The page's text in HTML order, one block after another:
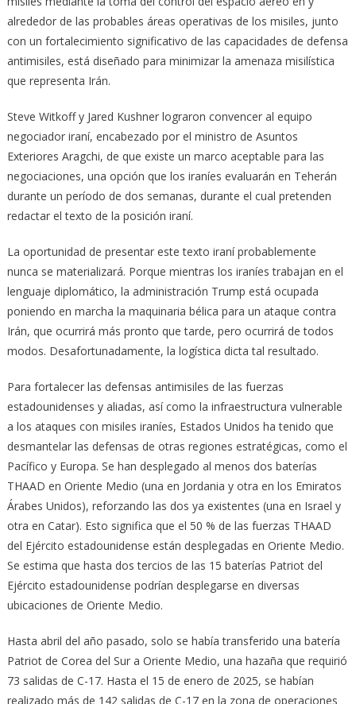
alrededor de las probables áreas operativas de los misiles, junto
con un fortalecimiento significativo de las capacidades de defensa
antimisiles, está diseñado para minimizar la amenaza misilística
que representa Irán.
Steve Witkoff y Jared Kushner lograron convencer al equipo
negociador iraní, encabezado por el ministro de Asuntos
Exteriores Aragchi, de que existe un marco aceptable para las
negociaciones, una opción que los iraníes evaluarán en Teherán
durante un período de dos semanas, durante el cual pretenden
redactar el texto de la posición iraní.
La oportunidad de presentar este texto iraní probablemente
nunca se materializará. Porque mientras los iraníes trabajan en el
lenguaje diplomático, la administración Trump está ocupada
poniendo en marcha la maquinaria bélica para un ataque contra
Irán, que ocurrirá más pronto que tarde, pero ocurrirá de todos
modos. Desafortunadamente, la logística dicta tal resultado.
Para fortalecer las defensas antimisiles de las fuerzas
estadounidenses y aliadas, así como la infraestructura vulnerable
a los ataques con misiles iraníes, Estados Unidos ha tenido que
desmantelar las defensas de otras regiones estratégicas, como el
Pacífico y Europa. Se han desplegado al menos dos baterías
THAAD en Oriente Medio (una en Jordania y otra en los Emiratos
Árabes Unidos), reforzando las dos ya existentes (una en Israel y
otra en Catar). Esto significa que el 50 % de las fuerzas THAAD
del Ejército estadounidense están desplegadas en Oriente Medio.
Se estima que hasta dos tercios de las 15 baterías Patriot del
Ejército estadounidense podrían desplegarse en diversas
ubicaciones de Oriente Medio.
Hasta abril del año pasado, solo se había transferido una batería
Patriot de Corea del Sur a Oriente Medio, una hazaña que requirió
73 salidas de C-17. Hasta el 15 de enero de 2025, se habían
realizado más de 142 salidas de C-17 en la zona de operaciones